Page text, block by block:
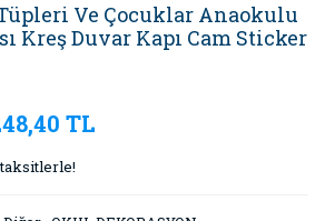
Ve Çocuklar Anaokulu
Kreş Duvar Kapı Cam Sticker
TL
taksitlerle!